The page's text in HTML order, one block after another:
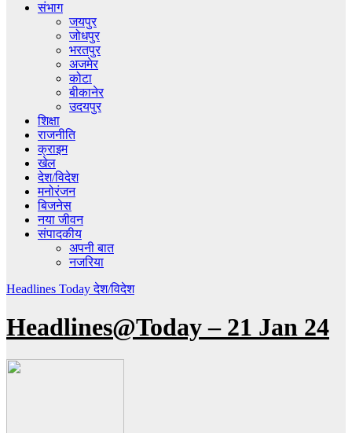
संभाग
जयपुर
जोधपुर
भरतपुर
अजमेर
कोटा
बीकानेर
उदयपुर
शिक्षा
राजनीति
क्राइम
खेल
देश/विदेश
मनोरंजन
बिजनेस
नया जीवन
संपादकीय
अपनी बात
नजरिया
Headlines Todayदेश/विदेश
Headlines@Today – 21 Jan 24